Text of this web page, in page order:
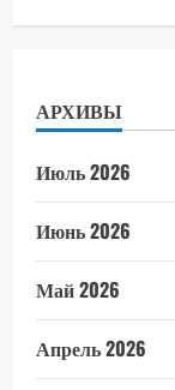
АРХИВЫ
Июль 2026
Июнь 2026
Май 2026
Апрель 2026